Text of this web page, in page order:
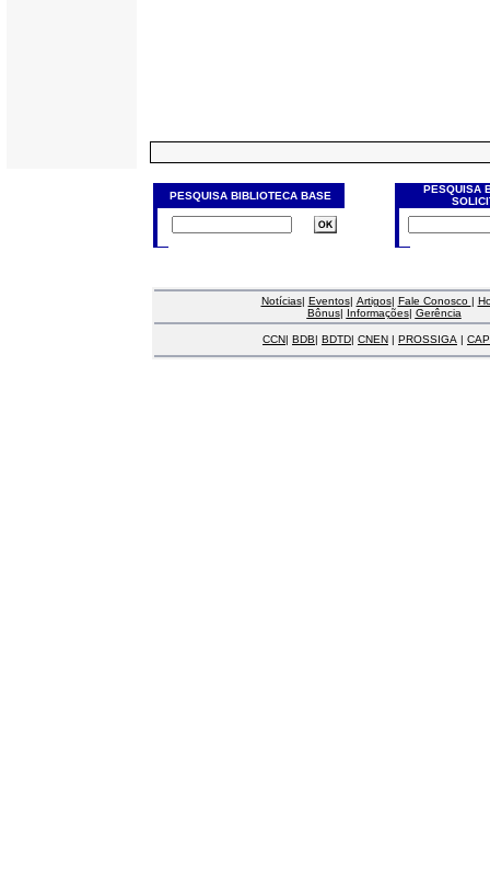
PESQUISA BIBLIOTECA BASE
PESQUISA
Notícias| Eventos| Artigos| Fale Conosco |
Bônus| Informações| Gerência
CCN| BDB| BDTD| CNEN | PROSSIGA |